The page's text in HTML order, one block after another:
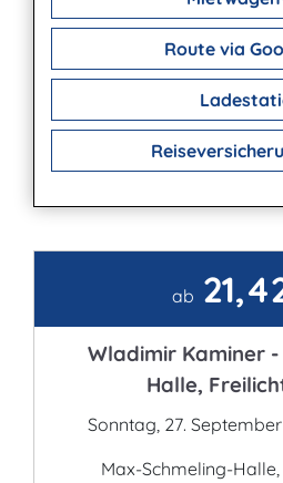
Route via
ab
Wladimir Kaminer
Halle,
Sonntag, 27.
Max-Schmeling-